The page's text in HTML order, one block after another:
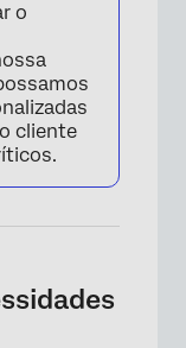
o
cliente